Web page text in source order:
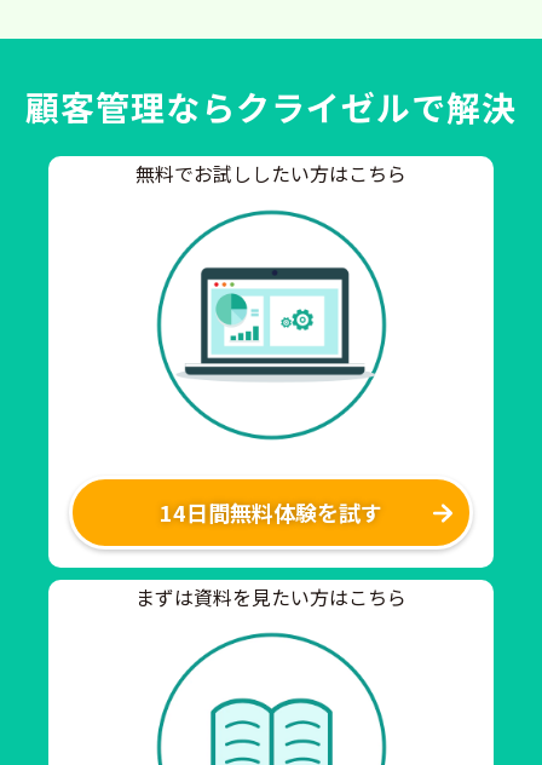
顧客管理ならクライゼルで解決
無料でお試ししたい方はこちら
14日間無料体験を試す
まずは資料を見たい方はこちら